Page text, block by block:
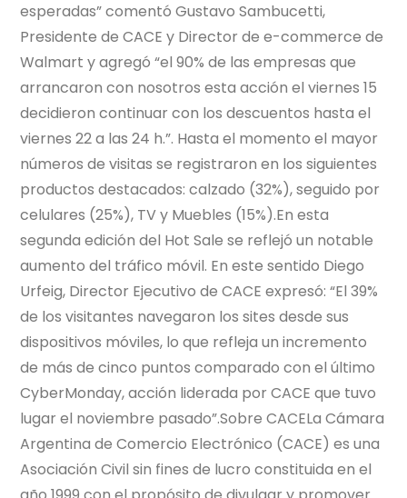
esperadas” comentó Gustavo Sambucetti,
Presidente de CACE y Director de e-commerce de
Walmart y agregó “el 90% de las empresas que
arrancaron con nosotros esta acción el viernes 15
decidieron continuar con los descuentos hasta el
viernes 22 a las 24 h.”. Hasta el momento el mayor
números de visitas se registraron en los siguientes
productos destacados: calzado (32%), seguido por
celulares (25%), TV y Muebles (15%).En esta
segunda edición del Hot Sale se reflejó un notable
aumento del tráfico móvil. En este sentido Diego
Urfeig, Director Ejecutivo de CACE expresó: “El 39%
de los visitantes navegaron los sites desde sus
dispositivos móviles, lo que refleja un incremento
de más de cinco puntos comparado con el último
CyberMonday, acción liderada por CACE que tuvo
lugar el noviembre pasado”.Sobre CACELa Cámara
Argentina de Comercio Electrónico (CACE) es una
Asociación Civil sin fines de lucro constituida en el